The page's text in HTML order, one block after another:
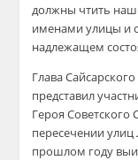
должны чтить наш
именами улицы и
надлежащем
ГлаваСайсарского
представил
Героя
пересечении
прошлом году